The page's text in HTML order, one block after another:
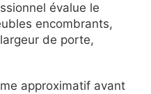
évalue le
encombrants,
de porte,
approximatif avant